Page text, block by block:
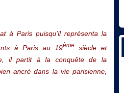
à Paris puisqu’il représenta la
à Paris au 19ème
siècle et
il partit à la conquête de la
ancré dans la vie parisienne,